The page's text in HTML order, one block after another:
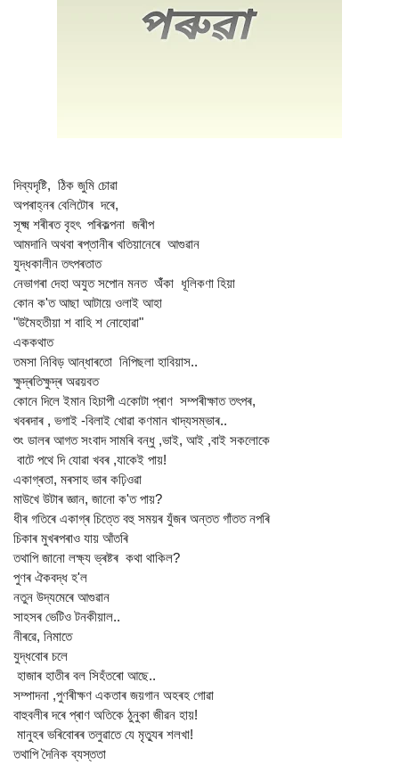
দিব্যদৃষ্টি, ঠিক জুমি চোৱা
অপৰাহ্নৰ বেলিটোৰ দৰে,
সূক্ষ্ম শৰীৰত বৃহৎ পৰিকল্পনা জৰীপ
আমদানি অথবা ৰপ্তানীৰ খতিয়ানেৰে আগুৱান
যুদ্ধকালীন তৎপৰতাত
নেভাগৰা দেহা অযুত সপোন মনত অঁঁকা ধূলিকণা হিয়া
কোন ক'ত আছা আটায়ে ওলাই আহা
"উমৈহতীয়া শ বাহি শ নোহোৱা"
এককথাত
তমসা নিবিড় আন্ধাৰতো নিপিছলা হাবিয়াস..
ক্ষুদ্ৰতিক্ষুদ্ৰ অৱয়বত
কোনে দিলে ইমান হিচাপী একোটা প্ৰাণ সম্পৰীক্ষাত তৎপৰ,
খবৰদাৰ , ভগাই -বিলাই খোৱা কণমান খাদ্যসম্ভাৰ..
শুং ডালৰ আগত সংবাদ সামৰি বন্ধু ,ভাই, আই ,বাই সকলোকে
বাটে পথে দি যোৱা খবৰ ,যাকেই পায়!
একাগ্ৰতা, মৰসাহ ভাৰ কঢ়িওৱা
মাউখে উটাৰ জ্ঞান, জানো ক'ত পায়?
ধীৰ গতিৰে একাগ্ৰ চিত্তে বহু সময়ৰ যুঁজৰ অন্তত গাঁতত নপৰি
চিকাৰ মুখৰপৰাও যায় আঁতৰি
তথাপি জানো লক্ষ্য ভ্ৰষ্টৰ কথা থাকিল?
পুণৰ ঐকবদ্ধ হ'ল
নতুন উদ্যমেৰে আগুৱান
সাহসৰ ভেটিও টনকীয়াল..
নীৰৱে, নিমাতে
যুদ্ধবোৰ চলে
হাজাৰ হাতীৰ বল সিহঁতৰো আছে..
সম্পাদনা ,পুণৰীক্ষণ একতাৰ জয়গান অহৰহ গোৱা
বাহুবলীৰ দৰে প্ৰাণ অতিকে ঠুনুকা জীৱন হায়!
মানুহৰ ভৰিবোৰৰ তলুৱাতে যে মৃত্যুৰ শলখা!
তথাপি দৈনিক ব্যস্ততা